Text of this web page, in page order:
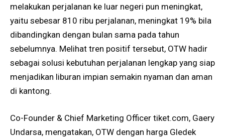
melakukan perjalanan ke luar negeri pun meningkat,
yaitu sebesar 810 ribu perjalanan, meningkat 19% bila
dibandingkan dengan bulan sama pada tahun
sebelumnya. Melihat tren positif tersebut, OTW hadir
sebagai solusi kebutuhan perjalanan lengkap yang siap
menjadikan liburan impian semakin nyaman dan aman
di kantong.
Co-Founder & Chief Marketing Officer tiket.com, Gaery
Undarsa, mengatakan, OTW dengan harga Gledek